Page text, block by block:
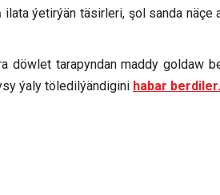
ýetirýän täsirleri, şol sanda
döwlet tarapyndan maddy goldaw
ýaly töledilýändigini habar berdiler.